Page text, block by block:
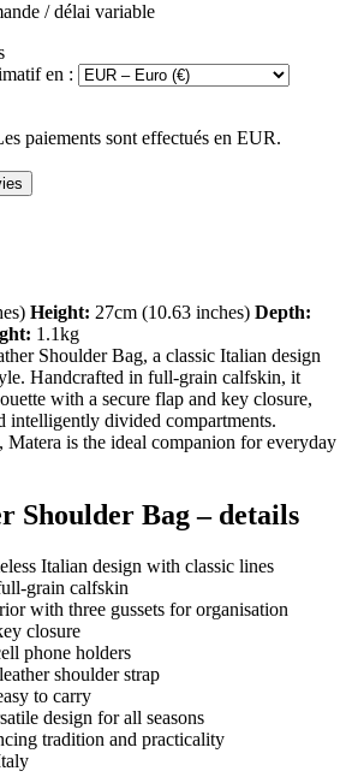
/ délai variable
en :
paiements sont effectués en EUR.
Height: 27cm (10.63 inches) Depth:
1.1kg
Shoulder Bag, a classic Italian design
Handcrafted in full-grain calfskin, it
with a secure flap and key closure,
intelligently divided compartments.
is the ideal companion for everyday
Shoulder Bag – details
Italian design with classic lines
grain calfskin
with three gussets for organisation
closure
phone holders
shoulder strap
to carry
design for all seasons
tradition and practicality